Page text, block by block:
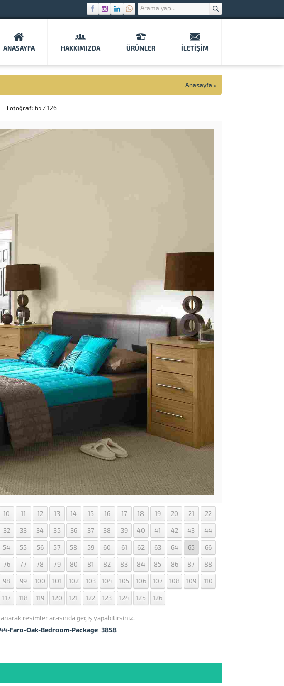
ANASAYFA HAKKIMIZDA ÜRÜNLER İLETIŞIM
Anasayfa »
Fotoğraf: 65 / 126
10 11 12 13 14 15 16 17 18 19 20 21 22
32 33 34 35 36 37 38 39 40 41 42 43 44
54 55 56 57 58 59 60 61 62 63 64 65 66
76 77 78 79 80 81 82 83 84 85 86 87 88
98 99 100 101 102 103 104 105 106 107 108 109 110
117 118 119 120 121 122 123 124 125 126
resimler arasında geçiş yapabilirsiniz.
Faro-Oak-Bedroom-Package_3858